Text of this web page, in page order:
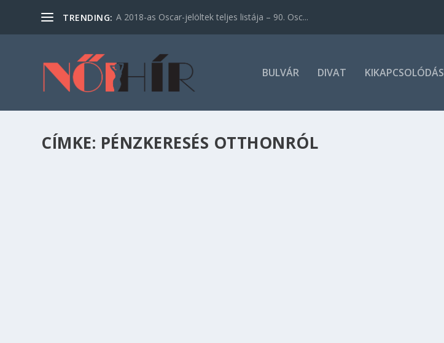
TRENDING: A 2018-as Oscar-jelöltek teljes listája – 90. Osc...
BULVÁR DIVAT KIKAPCSOLÓDÁS
CÍMKE: PÉNZKERESÉS OTTHONRÓL